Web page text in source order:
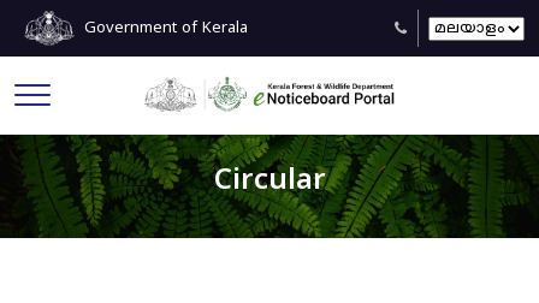
Government of Kerala
Circular